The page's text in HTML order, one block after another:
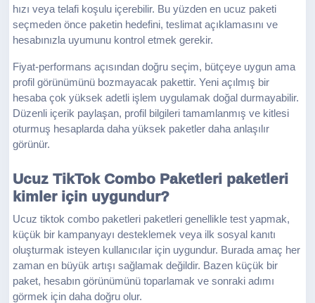
hızı veya telafi koşulu içerebilir. Bu yüzden en ucuz paketi
seçmeden önce paketin hedefini, teslimat açıklamasını ve
hesabınızla uyumunu kontrol etmek gerekir.
Fiyat-performans açısından doğru seçim, bütçeye uygun ama
profil görünümünü bozmayacak pakettir. Yeni açılmış bir
hesaba çok yüksek adetli işlem uygulamak doğal durmayabilir.
Düzenli içerik paylaşan, profil bilgileri tamamlanmış ve kitlesi
oturmuş hesaplarda daha yüksek paketler daha anlaşılır
görünür.
Ucuz TikTok Combo Paketleri paketleri
kimler için uygundur?
Ucuz tiktok combo paketleri paketleri genellikle test yapmak,
küçük bir kampanyayı desteklemek veya ilk sosyal kanıtı
oluşturmak isteyen kullanıcılar için uygundur. Burada amaç her
zaman en büyük artışı sağlamak değildir. Bazen küçük bir
paket, hesabın görünümünü toparlamak ve sonraki adımı
görmek için daha doğru olur.